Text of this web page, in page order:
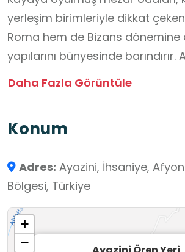
yerleşim birimleriyle dikkat
Roma hem de Bizans dönemine
yapılarını bünyesinde barındırır.
kabartmalı mezar odaları ve
cephesiyle dikkat çeker;
manastır kompleksidir.
Ayazini Kaya Evleri, Erken Bizans
kayalara oyulmuş; tek odalı,
bağımsız konumda çeşitli
sahiptir. Basamaklar veya içten
Daha Fazla Görüntüle
Konum
Adres: Ayazini, İhsaniye,
Bölgesi, Türkiye
+
−